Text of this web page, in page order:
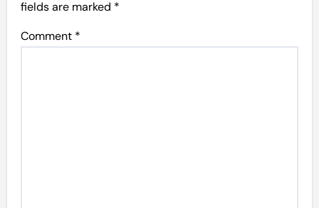
fields are marked *
Comment *